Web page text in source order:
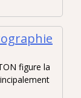
figure la